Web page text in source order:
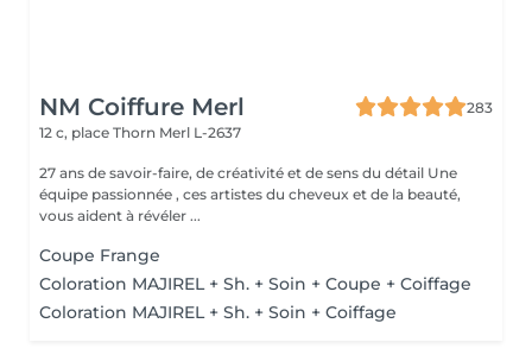
NM Coiffure Merl
283
12 c, place Thorn Merl L-2637
27 ans de savoir-faire, de créativité et de sens du détail Une
équipe passionnée , ces artistes du cheveux et de la beauté,
vous aident à révéler ...
Coupe Frange
Coloration MAJIREL + Sh. + Soin + Coupe + Coiffage
Coloration MAJIREL + Sh. + Soin + Coiffage